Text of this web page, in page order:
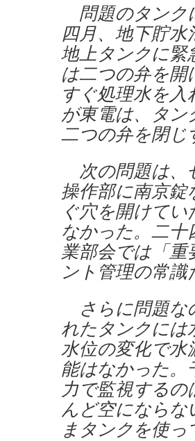
問題のタンク
四月、地下貯
地上タンクに緊
は二つの弁を
すぐ処理水を
が東電は、タ
二つの弁を閉じ
次の問題は、
操作部に南京
ぐ穴を開けて
なかった。二
業部会では「重
ント管理の常
さらに問題な
れたタンクには
水位の変化で水
能はなかった
力で監視する
んど空になら
まタンクを使っ